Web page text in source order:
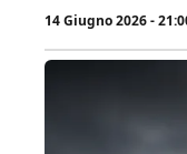
14 Giugno 2026 -